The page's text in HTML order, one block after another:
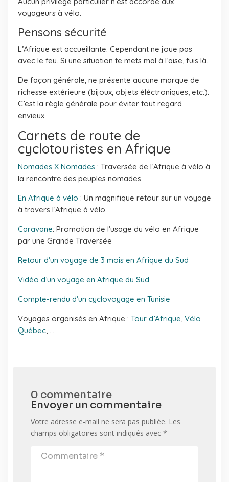
voyageurs à vélo.
Pensons sécurité
L’Afrique est accueillante. Cependant ne joue pas
avec le feu. Si une situation te mets mal à l’aise, fuis là.
De façon générale, ne présente aucune marque de
richesse extérieure (bijoux, objets éléctroniques, etc.).
C’est la règle générale pour éviter tout regard
envieux.
Carnets de route de
cyclotouristes en Afrique
Nomades X Nomades : Traversée de l’Afrique à vélo à
la rencontre des peuples nomades
En Afrique à vélo : Un magnifique retour sur un voyage
à travers l’Afrique à vélo
Caravane: Promotion de l’usage du vélo en Afrique
par une Grande Traversée
Retour d’un voyage de 3 mois en Afrique du Sud
Vidéo d’un voyage en Afrique du Sud
Compte-rendu d’un cyclovoyage en Tunisie
Voyages organisés en Afrique : Tour d’Afrique, Vélo
Québec, …
0 commentaire
Envoyer un commentaire
Votre adresse e-mail ne sera pas publiée. Les
champs obligatoires sont indiqués avec *